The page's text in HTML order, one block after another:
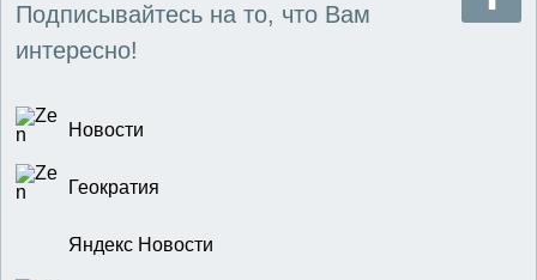
Подписывайтесь на то, что Вам
интересно!
Новости
Геократия
Яндекс Новости